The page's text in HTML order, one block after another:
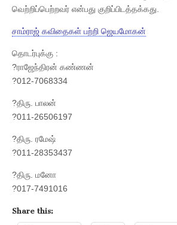
வெற்றிப்பெற்றவர் என்பது குறிப்பிடத்தக்கது.
சாம்ராஜ் கவிதைகள் பற்றி ஜெயமோகன்
தொடர்புக்கு :
?ராஜேந்திரன் கண்ணன்
?012-7068334
?திரு. பாலன்
?011-26506197
?திரு. ரமேஷ்
?011-28353437
?திரு. மனோ
?017-7491016
Share this: